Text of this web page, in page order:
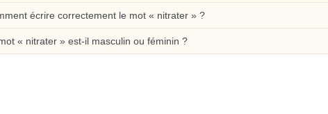
écrire correctement le mot « nitrater » ?
« nitrater » est-il masculin ou féminin ?